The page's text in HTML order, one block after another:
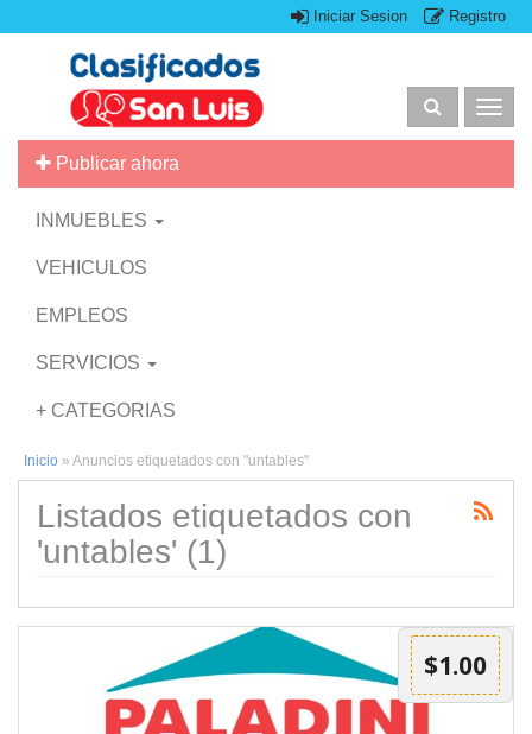
Iniciar Sesion Registro
Publicar ahora
INMUEBLES
VEHICULOS
EMPLEOS
SERVICIOS
+ CATEGORIAS
Inicio » Anuncios etiquetados con "untables"
Listados etiquetados con
'untables' (1)
$1.00